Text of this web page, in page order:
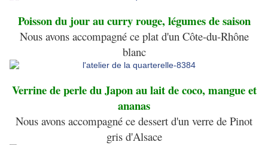
Poisson du jour au curry rouge, légumes de saison
Nous avons accompagné ce plat d'un Côte-du-Rhône
blanc
Verrine de perle du Japon au lait de coco, mangue et
ananas
Nous avons accompagné ce dessert d'un verre de Pinot
gris d'Alsace